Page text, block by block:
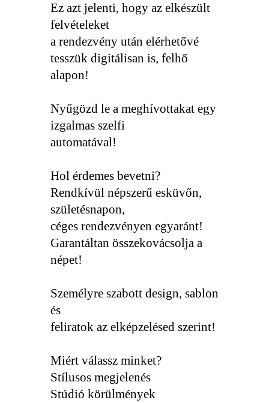
Ez azt jelenti, hogy az elkészült
felvételeket
a rendezvény után elérhetővé
tesszük digitálisan is, felhő
alapon!
Nyűgözd le a meghívottakat egy
izgalmas szelfi
automatával!
Hol érdemes bevetni?
Rendkívül népszerű esküvőn,
születésnapon,
céges rendezvényen egyaránt!
Garantáltan összekovácsolja a
népet!
Személyre szabott design, sablon
és
feliratok az elképzelésed szerint!
Miért válassz minket?
Stílusos megjelenés
Stúdió körülmények